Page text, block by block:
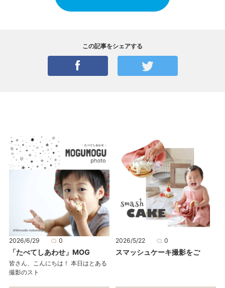
この記事をシェアする
2026/6/29 0
「たべてしあわせ」MOG
皆さん、こんにちは！ 本日はとある
撮影のスト
2026/5/22 0
スマッシュケーキ撮影をご